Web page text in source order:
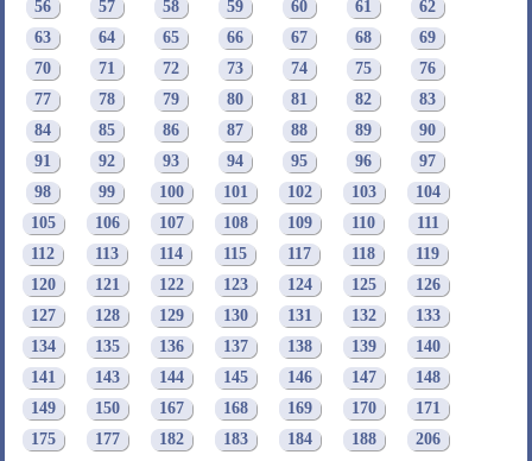
56 57 58 59 60 61
62
63
64 65 66 67 68
69
70
71 72 73 74 75
76
77
78 79 80 81 82
83
84
85 86 87 88 89
90
91
92 93 94 95 96
97
98
99 100 101 102 103
104
105
106 107 108 109 110
111
112
113 114 115 117 118
119
120
121 122 123 124 125
126
127
128 129 130 131 132
133
134
135 136 137 138 139
140
141
143 144 145 146 147
148
149
150 167 168 169 170
171
175
177 182 183 184 188 206